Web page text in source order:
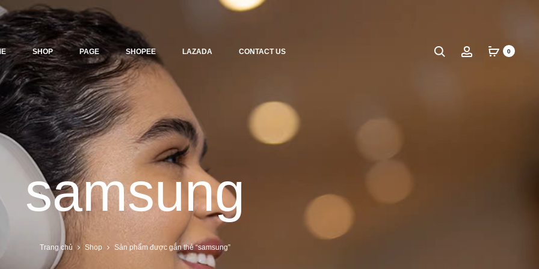
SHOP PAGE SHOPEE LAZADA CONTACT US Search Account 0
samsung
Trang chủ Shop Sản phẩm được gắn thẻ “samsung”